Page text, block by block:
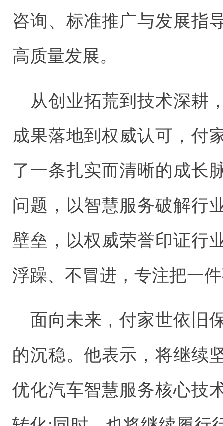
咨询、标准推广与发展指
高质量发展。
从创业拓荒到技术深耕
成果落地到权威认可，付
了一条扎实而清晰的成长
问题，以智慧服务破解行
壁垒，以权威荣誉印证行
浮躁、不冒进，专注把一
面向未来，付家世依旧
的沉稳。他表示，将继续
优化汽车智慧服务核心技